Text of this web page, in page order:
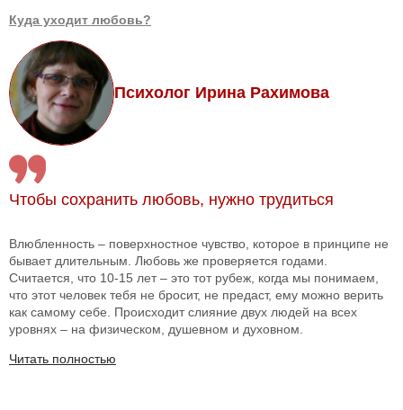
Куда уходит любовь?
Психолог Ирина Рахимова
Чтобы сохранить любовь, нужно трудиться
Влюбленность – поверхностное чувство, которое в принципе не
бывает длительным. Любовь же проверяется годами.
Считается, что 10-15 лет – это тот рубеж, когда мы понимаем,
что этот человек тебя не бросит, не предаст, ему можно верить
как самому себе. Происходит слияние двух людей на всех
уровнях – на физическом, душевном и духовном.
Читать полностью